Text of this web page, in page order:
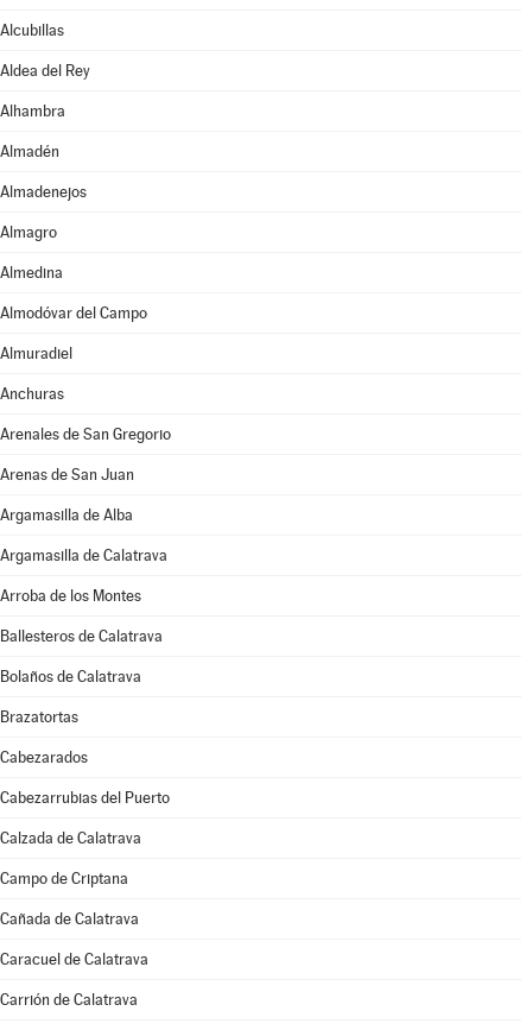
Alcubillas
Aldea del Rey
Alhambra
Almadén
Almadenejos
Almagro
Almedina
Almodóvar del Campo
Almuradiel
Anchuras
Arenales de San Gregorio
Arenas de San Juan
Argamasilla de Alba
Argamasilla de Calatrava
Arroba de los Montes
Ballesteros de Calatrava
Bolaños de Calatrava
Brazatortas
Cabezarados
Cabezarrubias del Puerto
Calzada de Calatrava
Campo de Criptana
Cañada de Calatrava
Caracuel de Calatrava
Carrión de Calatrava